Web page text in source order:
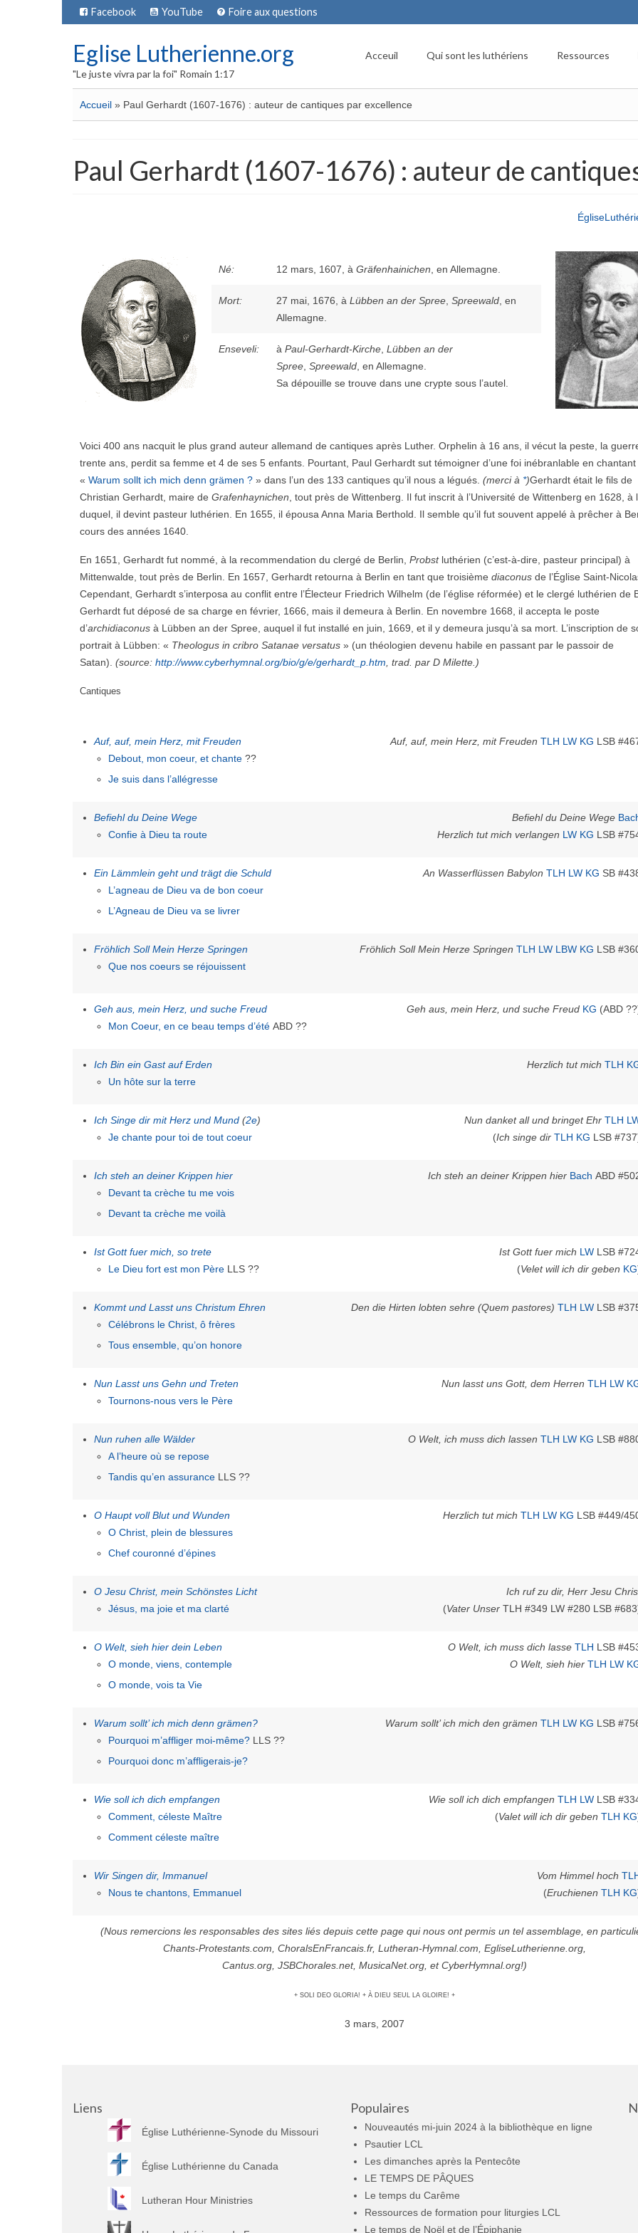
Facebook YouTube Foire aux questions
Eglise Lutherienne.org
"Le juste vivra par la foi" Romain 1:17
Acceuil Qui sont les luthériens Ressources
Accueil » Paul Gerhardt (1607-1676) : auteur de cantiques par excellence
Paul Gerhardt (1607-1676) : auteur de
Né: 12 mars, 1607, àGräfenhainichen , en Allemagne.
Mort: 27 mai, 1676, àLübben an der Spree ,Spreewald , en
Allemagne.
Enseveli: àPaul-Gerhardt-Kirche ,Lübben an der
Spree ,Spreewald , en Allemagne.
Sa dépouille se trouve dans une crypte sous l’autel.
Voici 400 ans nacquit le plus grand auteur allemand de cantiques après Luther. Orphelin à 16 ans, il vécut la peste, la
trente ans, perdit sa femme et 4 de ses 5 enfants. Pourtant, Paul Gerhardt sut témoigner d’une foi inébranlable en chantant
«Warum sollt ich mich denn grämen ? » dans l’un des 133 cantiques qu’il nous a légués.(merci à *)Gerhardt était le fils de
Christian Gerhardt, maire deGrafenhaynichen , tout près de Wittenberg. Il fut inscrit à l’Université de Wittenberg en 1628, à
duquel, il devint pasteur luthérien. En 1655, il épousa Anna Maria Berthold. Il semble qu’il fut souvent appelé à prêcher à
cours des années 1640.
En 1651, Gerhardt fut nommé, à la recommendation du clergé de Berlin,Probstluthérien (c’est-à-dire, pasteur principal) à
Mittenwalde, tout près de Berlin. En 1657, Gerhardt retourna à Berlin en tant que troisièmediaconus de l’Église Saint-
Cependant, Gerhardt s’interposa au conflit entre l’Électeur Friedrich Wilhelm (de l’église réformée) et le clergé luthérien de
Gerhardt fut déposé de sa charge en février, 1666, mais il demeura à Berlin. En novembre 1668, il accepta le poste
d’archidiaconus à Lübben an der Spree, auquel il fut installé en juin, 1669, et il y demeura jusqu’à sa mort. L’inscription de
portrait à Lübben: « Theologus in cribro Satanae versatus» (un théologien devenu habile en passant par le passoir de
Satan).(source:http://www.cyberhymnal.org/bio/g/e/gerhardt_p.htm , trad. par D Milette.)
Cantiques
Auf, auf, mein Herz, mit Freuden
Debout, mon coeur, et chante ??
Je suis dans l’allégresse
Auf, auf, mein Herz, mit Freuden TLH LW KG LSB
Befiehl du Deine Wege
Confie à Dieu ta route
Befiehl du Deine Wege
Herzlich tut mich verlangen LW KG LSB
Ein Lämmlein geht und trägt die Schuld
L’agneau de Dieu va de bon coeur
L’Agneau de Dieu va se livrer
An Wasserflüssen Babylon TLH LW KG SB
Fröhlich Soll Mein Herze Springen
Que nos coeurs se réjouissent
Fröhlich Soll Mein Herze Springen TLH LW LBW KG LSB
Geh aus, mein Herz, und suche Freud
Mon Coeur, en ce beau temps d’été ABD ??
Geh aus, mein Herz, und suche Freud KG (ABD
Ich Bin ein Gast auf Erden
Un hôte sur la terre
Herzlich tut mich TLH
Ich Singe dir mit Herz und Mund (2e)
Je chante pour toi de tout coeur
Nun danket all und bringet Ehr TLH
(Ich singe dir TLH KG LSB
Ich steh an deiner Krippen hier
Devant ta crèche tu me vois
Devant ta crèche me voilà
Ich steh an deiner Krippen hier Bach ABD
Ist Gott fuer mich, so trete
Le Dieu fort est mon Père LLS ??
Ist Gott fuer mich LW LSB
(Velet will ich dir geben KG
Kommt und Lasst uns Christum Ehren
Célébrons le Christ, ô frères
Tous ensemble, qu’on honore
Den die Hirten lobten sehre (Quem pastores) TLH LW LSB
Nun Lasst uns Gehn und Treten
Tournons-nous vers le Père
Nun lasst uns Gott, dem Herren TLH LW
Nun ruhen alle Wälder
A l’heure où se repose
Tandis qu’en assurance LLS ??
O Welt, ich muss dich lassen TLH LW KG LSB
O Haupt voll Blut und Wunden
O Christ, plein de blessures
Chef couronné d’épines
Herzlich tut mich TLH LW KG LSB #449/
O Jesu Christ, mein Schönstes Licht
Jésus, ma joie et ma clarté
Ich ruf zu dir, Herr Jesu
(Vater Unser TLH #349 LW #280 LSB
O Welt, sieh hier dein Leben
O monde, viens, contemple
O monde, vois ta Vie
O Welt, ich muss dich lasse TLH LSB
O Welt, sieh hier TLH LW
Warum sollt’ ich mich denn grämen?
Pourquoi m’affliger moi-même? LLS ??
Pourquoi donc m’affligerais-je?
Warum sollt’ ich mich den grämen TLH LW KG LSB
Wie soll ich dich empfangen
Comment, céleste Maître
Comment céleste maître
Wie soll ich dich empfangen TLH LW LSB
(Valet will ich dir geben TLH KG
Wir Singen dir, Immanuel
Nous te chantons, Emmanuel
Vom Himmel hoch
(Eruchienen TLH KG
(Nous remercions les responsables des sites liés depuis cette page qui nous ont permis un tel assemblage, en
Chants-Protestants.com, ChoralsEnFrancais.fr, Lutheran-Hymnal.com, EgliseLutherienne.org,
Cantus.org, JSBChorales.net, MusicaNet.org, et CyberHymnal.org!)
+ SOLI DEO GLORIA! + À DIEU SEUL LA GLOIRE! +
3 mars, 2007
Liens
Église Luthérienne-Synode du Missouri
Église Luthérienne du Canada
Lutheran Hour Ministries
Populaires
Nouveautés mi-juin 2024 à la bibliothèque en ligne
Psautier LCL
Les dimanches après la Pentecôte
LE TEMPS DE PÂQUES
Le temps du Carême
Ressources de formation pour liturgies LCL
Le temps de Noël et de l’Épiphanie